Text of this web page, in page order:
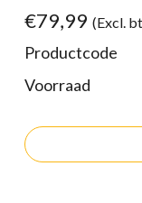
€79,99 (Excl.
Productcode
Voorraad